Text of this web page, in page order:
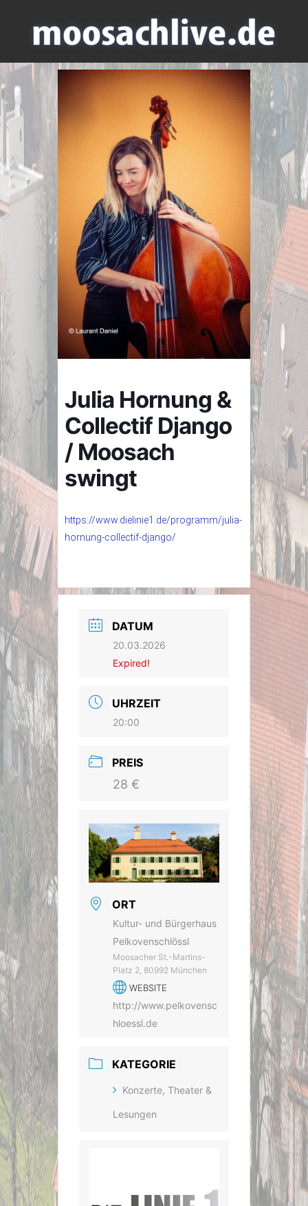
Julia Hornung &
Collectif Django
/ Moosach
swingt
https://www.dielinie1.de/programm/julia-
hornung-collectif-django/
DATUM
20.03.2026
Expired!
UHRZEIT
20:00
PREIS
28 €
ORT
Kultur- und Bürgerhaus
Pelkovenschlössl
Moosacher St.-Martins-
Platz 2, 80992 München
WEBSITE
http://www.pelkovensc
hloessl.de
KATEGORIE
Konzerte, Theater &
Lesungen